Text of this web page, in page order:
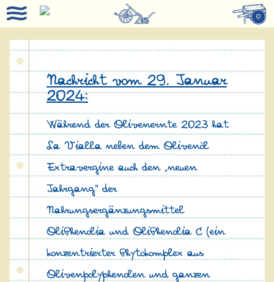
0
Nachricht vom 29. Januar
2024:
Während der Olivenernte 2023 hat
La Vialla neben dem Olivenöl
Extravergine auch den „neuen
Jahrgang" der
Nahrungsergänzungsmittel
OliPhenolia und OliPhenolia C (ein
konzentrierter Phytokomplex aus
Olivenpolyphenolen und ganzen